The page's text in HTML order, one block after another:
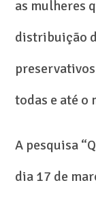
as mulheres
distribuição
todas e até o
A pesquisa
dia 17 de